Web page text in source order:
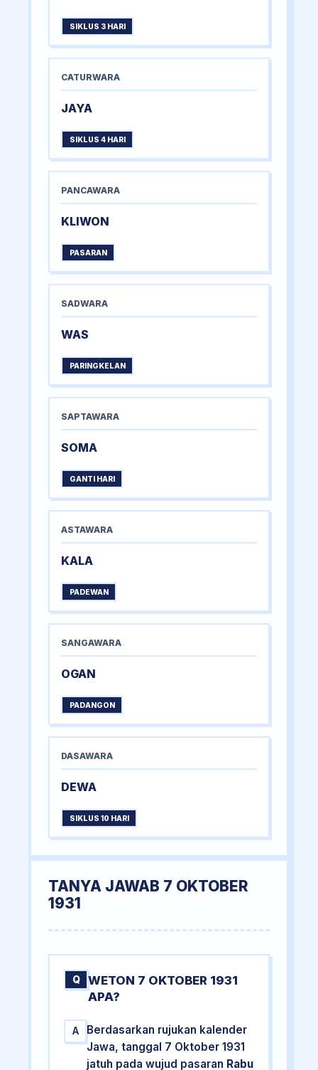
SIKLUS 3 HARI
CATURWARA
JAYA
SIKLUS 4 HARI
PANCAWARA
KLIWON
PASARAN
SADWARA
WAS
PARINGKELAN
SAPTAWARA
SOMA
GANTI HARI
ASTAWARA
KALA
PADEWAN
SANGAWARA
OGAN
PADANGON
DASAWARA
DEWA
SIKLUS 10 HARI
TANYA JAWAB 7 OKTOBER
1931
Q
WETON 7 OKTOBER 1931
APA?
A
Berdasarkan rujukan kalender
Jawa, tanggal 7 Oktober 1931
jatuh pada wujud pasaran Rabu